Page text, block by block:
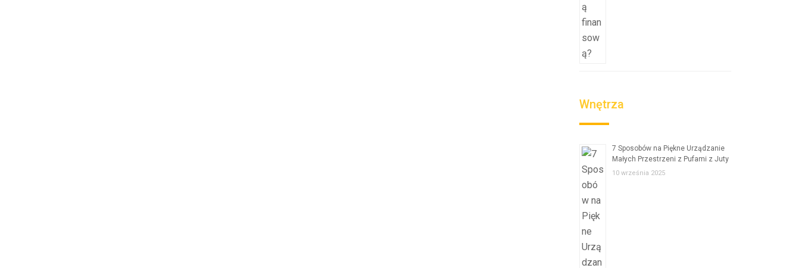
Wnętrza
7 Sposobów na Piękne Urządzanie
Małych Przestrzeni z Pufami z Juty
10 września 2025